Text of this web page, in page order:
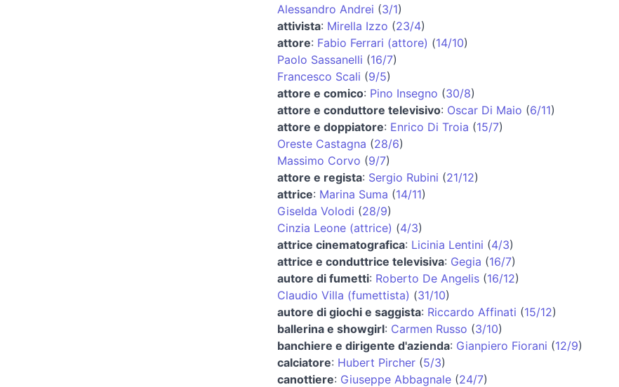
Alessandro Andrei (3/1)
attivista: Mirella Izzo (23/4)
attore: Fabio Ferrari (attore) (14/10)
Paolo Sassanelli (16/7)
Francesco Scali (9/5)
attore e comico: Pino Insegno (30/8)
attore e conduttore televisivo: Oscar Di Maio (6/11)
attore e doppiatore: Enrico Di Troia (15/7)
Oreste Castagna (28/6)
Massimo Corvo (9/7)
attore e regista: Sergio Rubini (21/12)
attrice: Marina Suma (14/11)
Giselda Volodi (28/9)
Cinzia Leone (attrice) (4/3)
attrice cinematografica: Licinia Lentini (4/3)
attrice e conduttrice televisiva: Gegia (16/7)
autore di fumetti: Roberto De Angelis (16/12)
Claudio Villa (fumettista) (31/10)
autore di giochi e saggista: Riccardo Affinati (15/12)
ballerina e showgirl: Carmen Russo (3/10)
banchiere e dirigente d'azienda: Gianpiero Fiorani (12/9)
calciatore: Hubert Pircher (5/3)
canottiere: Giuseppe Abbagnale (24/7)